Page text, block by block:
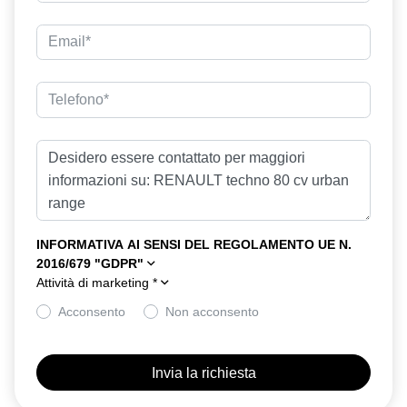
2G/3G o 4G/5G a seconda del veicolo
emergency lane keep assist assistenza d'emergenza al
mantenimento della corsia
fari full LED
frenata rigenerativa a 4 livelli compresa la funzione one pedal con
freno di stazionamento elettrico
HAR02
intelligent speed assistance ISA
kit gonfiaggio pneumatici
INFORMATIVA AI SENSI DEL REGOLAMENTO UE N.
2016/679 "GDPR"
Attività di marketing *
Acconsento Non acconsento